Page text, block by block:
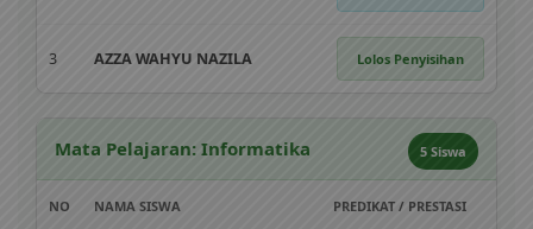
3 AZZA WAHYU NAZILA Lolos Penyisihan
Mata Pelajaran: Informatika 5 Siswa
NO NAMA SISWA PREDIKAT / PRESTASI